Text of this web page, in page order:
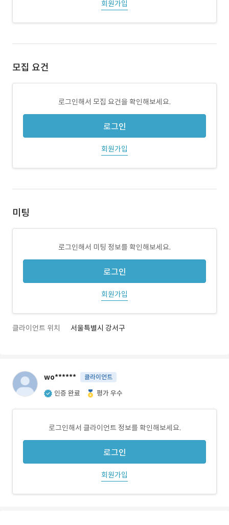
회원가입
모집 요건
로그인해서 모집 요건을 확인해보세요.
로그인
회원가입
미팅
로그인해서 미팅 정보를 확인해보세요.
로그인
회원가입
클라이언트 위치 서울특별시 강서구
wo****** 클라이언트
인증 완료 평가 우수
로그인해서 클라이언트 정보를 확인해보세요.
로그인
회원가입